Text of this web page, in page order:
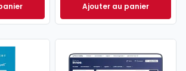
Cabinet comptable - Missions comptables
Ajouter au panier
Mémento